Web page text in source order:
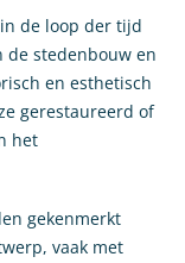
de loop der tijd
de stedenbouw en
en esthetisch
gerestaureerd of
het
gekenmerkt
vaak met